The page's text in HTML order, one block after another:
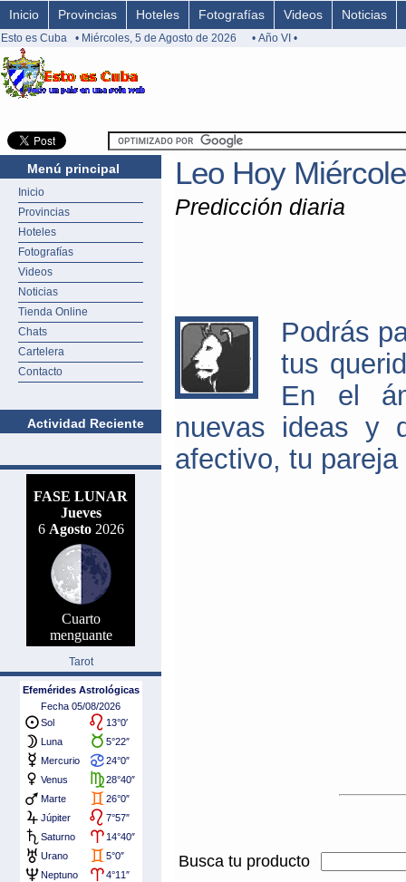
Inicio Provincias Hoteles Fotografías Videos Noticias
Esto es Cuba • Miércoles, 5 de Agosto de 2026 • Año VI •
Menú principal
Inicio
Provincias
Hoteles
Fotografías
Videos
Noticias
Tienda Online
Chats
Cartelera
Contacto
Actividad Reciente
Tarot
Leo Hoy
Predicción diaria
Podrás
tus
En el
nuevas ideas y
afectivo, tu
Busca tu producto